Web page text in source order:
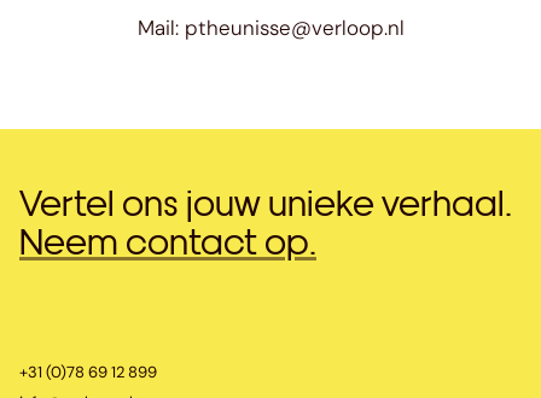
Mail: ptheunisse@verloop.nl
Vertel ons jouw unieke verhaal.
Neem contact op.
+31 (0)78 69 12 899